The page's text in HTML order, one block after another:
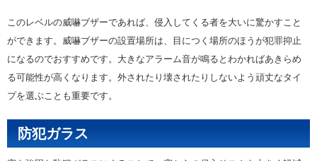
このレベルの威嚇ブザーであれば、侵入してくる者を大いに驚かすこと
ができます。威嚇ブザーの設置場所は、目につく場所のほうが犯罪抑止
になるのでおすすめです。大きなアラーム音が鳴るとわかればあきらめ
る可能性が高くなります。外されたり壊されたりしないよう頑丈なタイ
プを選ぶことも重要です。
防犯ガラス